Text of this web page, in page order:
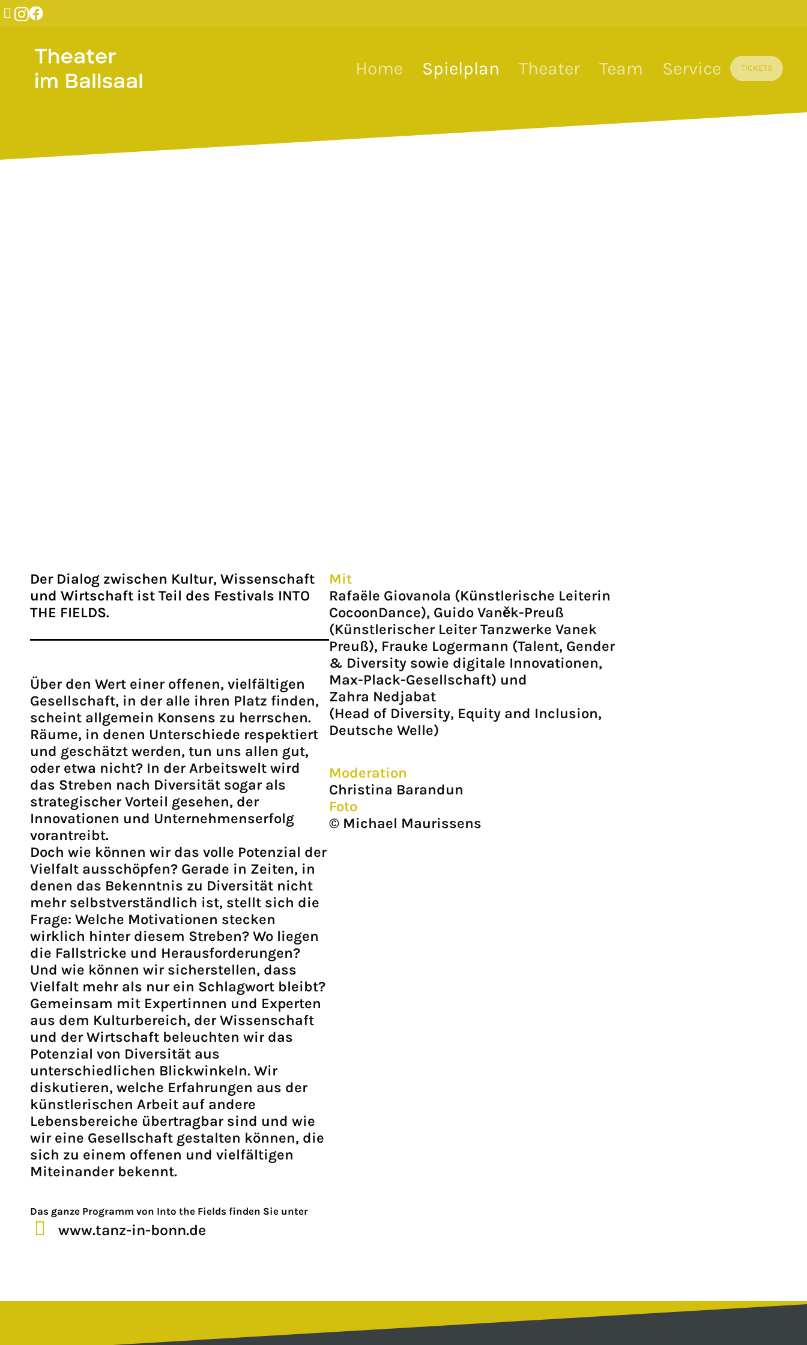
Home Spielplan Theater Team Service TICKETS
Gespräch
Das Potenzial der Vielfalt
Der Dialog zwischen Kultur, Wissenschaft
und Wirtschaft ist Teil des Festivals INTO
THE FIELDS.
Über den Wert einer offenen, vielfältigen
Gesellschaft, in der alle ihren Platz finden,
scheint allgemein Konsens zu herrschen.
Räume, in denen Unterschiede respektiert
und geschätzt werden, tun uns allen gut,
oder etwa nicht? In der Arbeitswelt wird
das Streben nach Diversität sogar als
strategischer Vorteil gesehen, der
Innovationen und Unternehmenserfolg
vorantreibt.
Doch wie können wir das volle Potenzial der
Vielfalt ausschöpfen? Gerade in Zeiten, in
denen das Bekenntnis zu Diversität nicht
mehr selbstverständlich ist, stellt sich die
Frage: Welche Motivationen stecken
wirklich hinter diesem Streben? Wo liegen
die Fallstricke und Herausforderungen?
Und wie können wir sicherstellen, dass
Vielfalt mehr als nur ein Schlagwort bleibt?
Gemeinsam mit Expertinnen und Experten
aus dem Kulturbereich, der Wissenschaft
und der Wirtschaft beleuchten wir das
Potenzial von Diversität aus
unterschiedlichen Blickwinkeln. Wir
diskutieren, welche Erfahrungen aus der
künstlerischen Arbeit auf andere
Lebensbereiche übertragbar sind und wie
wir eine Gesellschaft gestalten können, die
sich zu einem offenen und vielfältigen
Miteinander bekennt.
Das ganze Programm von Into the Fields finden Sie unter
www.tanz-in-bonn.de
Mit
Rafaële Giovanola (Künstlerische Leiterin
CocoonDance), Guido Vaněk-Preuß
(Künstlerischer Leiter Tanzwerke Vanek
Preuß), Frauke Logermann (Talent, Gender
& Diversity sowie digitale Innovationen,
Max-Plack-Gesellschaft) und
Zahra Nedjabat
(Head of Diversity, Equity and Inclusion,
Deutsche Welle)
Moderation
Christina Barandun
Foto
© Michael Maurissens